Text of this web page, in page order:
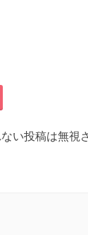
い投稿は無視